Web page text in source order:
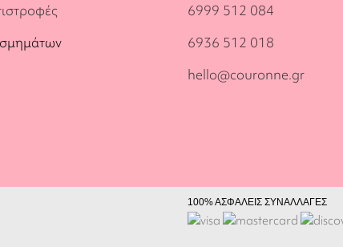
6999 512 084
6936 512 018
hello@couronne.gr
100% ΑΣΦΑΛΕΙΣ ΣΥΝΑΛΛΑΓΕΣ